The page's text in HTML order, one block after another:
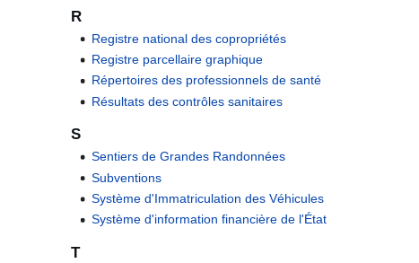
R
Registre national des copropriétés
Registre parcellaire graphique
Répertoires des professionnels de santé
Résultats des contrôles sanitaires
S
Sentiers de Grandes Randonnées
Subventions
Système d'Immatriculation des Véhicules
Système d'information financière de l'État
T